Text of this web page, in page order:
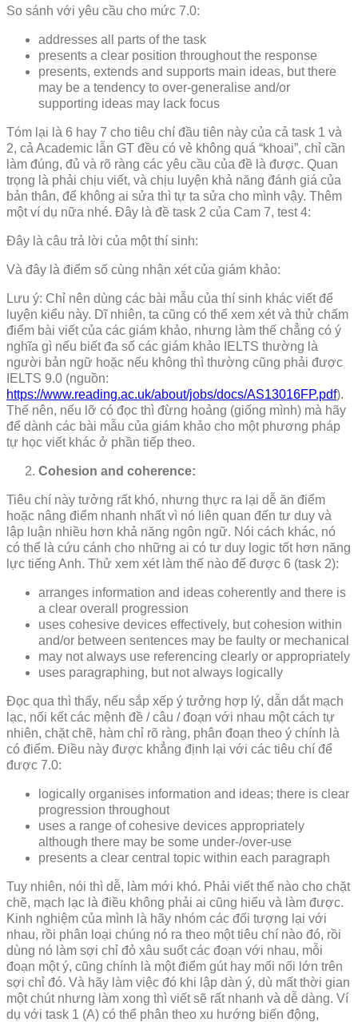
So sánh với yêu cầu cho mức 7.0:
addresses all parts of the task
presents a clear position throughout the response
presents, extends and supports main ideas, but there
may be a tendency to over-generalise and/or
supporting ideas may lack focus
Tóm lại là 6 hay 7 cho tiêu chí đầu tiên này của cả task 1 và
2, cả Academic lẫn GT đều có vẻ không quá “khoai”, chỉ cần
làm đúng, đủ và rõ ràng các yêu cầu của đề là được. Quan
trọng là phải chịu viết, và chịu luyện khả năng đánh giá của
bản thân, để không ai sửa thì tự ta sửa cho mình vậy. Thêm
một ví dụ nữa nhé. Đây là đề task 2 của Cam 7, test 4:
Đây là câu trả lời của một thí sinh:
Và đây là điểm số cùng nhận xét của giám khảo:
Lưu ý: Chỉ nên dùng các bài mẫu của thí sinh khác viết để
luyện kiểu này. Dĩ nhiên, ta cũng có thể xem xét và thử chấm
điểm bài viết của các giám khảo, nhưng làm thế chẳng có ý
nghĩa gì nếu biết đa số các giám khảo IELTS thường là
người bản ngữ hoặc nếu không thì thường cũng phải được
IELTS 9.0 (nguồn:
https://www.reading.ac.uk/about/jobs/docs/AS13016FP.pdf).
Thế nên, nếu lỡ có đọc thì đừng hoảng (giống mình) mà hãy
để dành các bài mẫu của giám khảo cho một phương pháp
tự học viết khác ở phần tiếp theo.
Cohesion and coherence:
Tiêu chí này tưởng rất khó, nhưng thực ra lại dễ ăn điểm
hoặc nâng điểm nhanh nhất vì nó liên quan đến tư duy và
lập luận nhiều hơn khả năng ngôn ngữ. Nói cách khác, nó
có thể là cứu cánh cho những ai có tư duy logic tốt hơn năng
lực tiếng Anh. Thử xem xét làm thế nào để được 6 (task 2):
arranges information and ideas coherently and there is
a clear overall progression
uses cohesive devices effectively, but cohesion within
and/or between sentences may be faulty or mechanical
may not always use referencing clearly or appropriately
uses paragraphing, but not always logically
Đọc qua thì thấy, nếu sắp xếp ý tưởng hợp lý, dẫn dắt mạch
lạc, nối kết các mệnh đề / câu / đoạn với nhau một cách tự
nhiên, chặt chẽ, hàm chỉ rõ ràng, phân đoạn theo ý chính là
có điểm. Điều này được khẳng định lại với các tiêu chí để
được 7.0:
logically organises information and ideas; there is clear
progression throughout
uses a range of cohesive devices appropriately
although there may be some under-/over-use
presents a clear central topic within each paragraph
Tuy nhiên, nói thì dễ, làm mới khó. Phải viết thế nào cho chặt
chẽ, mạch lạc là điều không phải ai cũng hiểu và làm được.
Kinh nghiệm của mình là hãy nhóm các đối tượng lại với
nhau, rồi phân loại chúng nó ra theo một tiêu chí nào đó, rồi
dùng nó làm sợi chỉ đỏ xâu suốt các đoạn với nhau, mỗi
đoạn một ý, cũng chính là một điểm gút hay mối nối lớn trên
sợi chỉ đó. Và hãy làm việc đó khi lập dàn ý, dù mất thời gian
một chút nhưng làm xong thì viết sẽ rất nhanh và dễ dàng. Ví
dụ với task 1 (A) có thể phân theo xu hướng biến động,